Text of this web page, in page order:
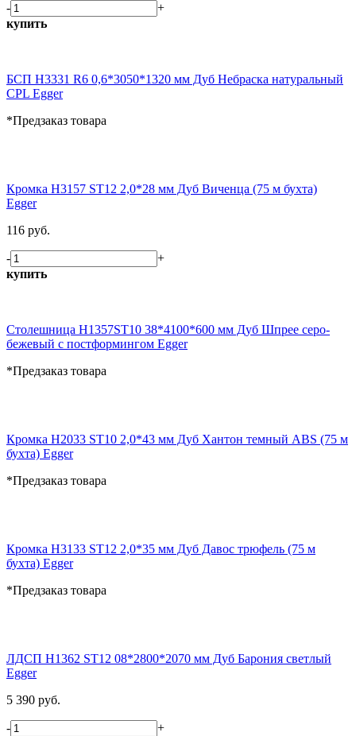
-
+
купить
БСП H3331 R6 0,6*3050*1320 мм Дуб Небраска натуральный
CPL Egger
*Предзаказ товара
Кромка H3157 ST12 2,0*28 мм Дуб Виченца (75 м бухта)
Egger
116 руб.
-
+
купить
Столешница H1357ST10 38*4100*600 мм Дуб Шпрее серо-
бежевый с постформингом Egger
*Предзаказ товара
Кромка H2033 ST10 2,0*43 мм Дуб Хантон темный ABS (75 м
бухта) Egger
*Предзаказ товара
Кромка H3133 ST12 2,0*35 мм Дуб Давос трюфель (75 м
бухта) Egger
*Предзаказ товара
ЛДСП H1362 ST12 08*2800*2070 мм Дуб Барония светлый
Egger
5 390 руб.
-
+